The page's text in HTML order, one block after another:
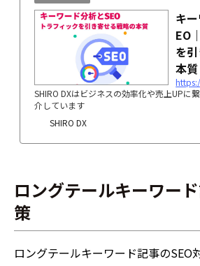
キ
EO
を
本
SHIRO DXはビジネスの効率化や売上UPに
介しています
SHIRO DX
ロングテールキーワー
策
ロングテールキーワード記事のSEO